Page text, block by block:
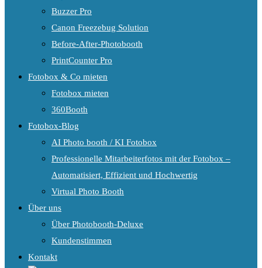
Buzzer Pro
Canon Freezebug Solution
Before-After-Photobooth
PrintCounter Pro
Fotobox & Co mieten
Fotobox mieten
360Booth
Fotobox-Blog
AI Photo booth / KI Fotobox
Professionelle Mitarbeiterfotos mit der Fotobox –
Automatisiert, Effizient und Hochwertig
Virtual Photo Booth
Über uns
Über Photobooth-Deluxe
Kundenstimmen
Kontakt